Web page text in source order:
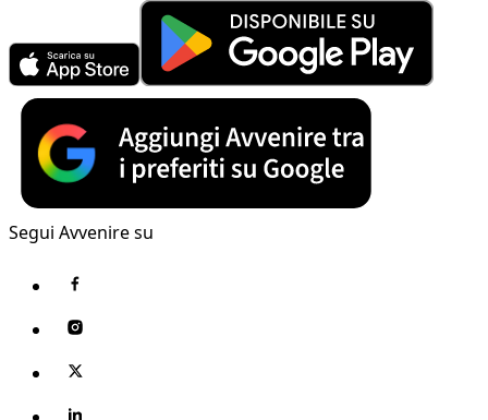
Segui Avvenire su